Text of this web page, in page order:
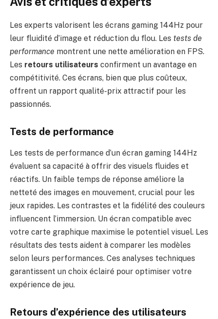
Les experts valorisent les écrans gaming 144Hz pour
leur fluidité d’image et réduction du flou. Les tests de
performance montrent une nette amélioration en FPS.
Les retours utilisateurs confirment un avantage en
compétitivité. Ces écrans, bien que plus coûteux,
offrent un rapport qualité-prix attractif pour les
passionnés.
Tests de performance
Les tests de performance d’un écran gaming 144Hz
évaluent sa capacité à offrir des visuels fluides et
réactifs. Un faible temps de réponse améliore la
netteté des images en mouvement, crucial pour les
jeux rapides. Les contrastes et la fidélité des couleurs
influencent l’immersion. Un écran compatible avec
votre carte graphique maximise le potentiel visuel. Les
résultats des tests aident à comparer les modèles
selon leurs performances. Ces analyses techniques
garantissent un choix éclairé pour optimiser votre
expérience de jeu.
Retours d’expérience des utilisateurs